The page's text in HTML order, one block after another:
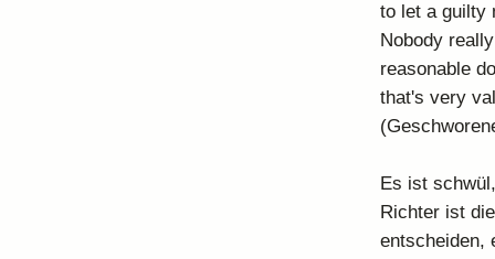
to let a guilty
Nobody
reasonable
that's very
Es ist
Richter ist
entscheiden,